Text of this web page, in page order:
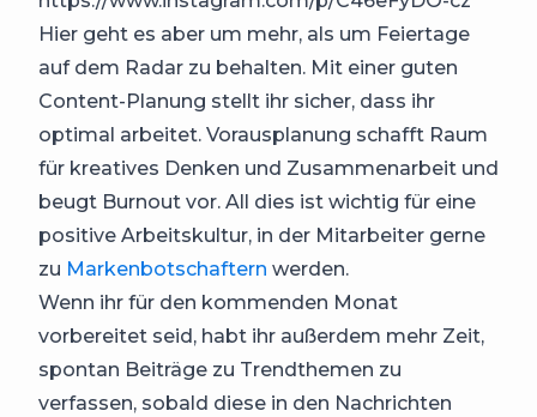
Hier geht es aber um mehr, als um Feiertage
auf dem Radar zu behalten. Mit einer guten
Content-Planung stellt ihr sicher, dass ihr
optimal arbeitet. Vorausplanung schafft Raum
für kreatives Denken und Zusammenarbeit und
beugt Burnout vor. All dies ist wichtig für eine
positive Arbeitskultur, in der Mitarbeiter gerne
zu Markenbotschaftern werden.
Wenn ihr für den kommenden Monat
vorbereitet seid, habt ihr außerdem mehr Zeit,
spontan Beiträge zu Trendthemen zu
verfassen, sobald diese in den Nachrichten